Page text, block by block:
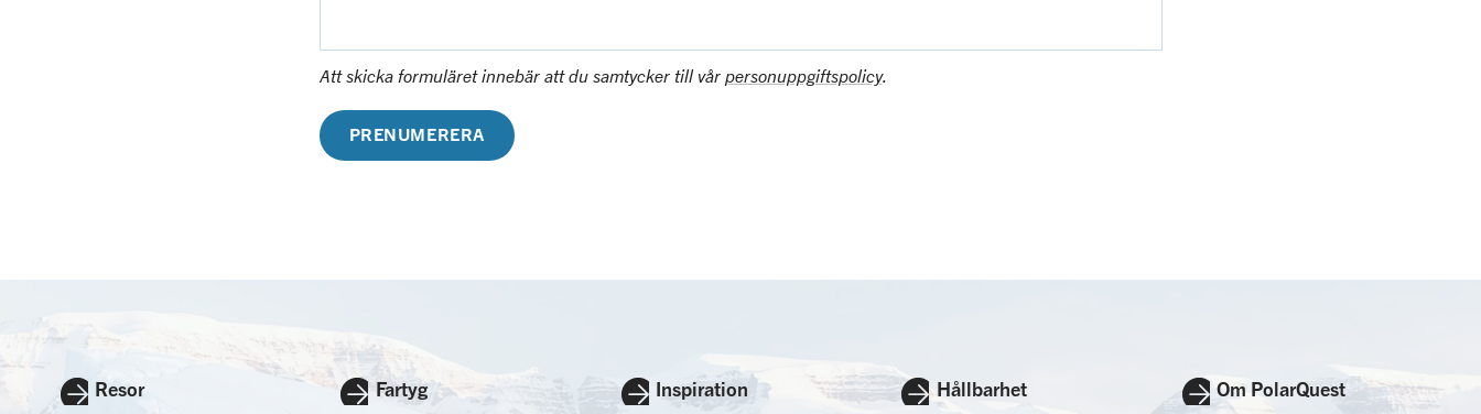
Att skicka formuläret innebär att du samtycker till vår personuppgiftspolicy.
PRENUMERERA
Resor Fartyg Inspiration Hållbarhet Om PolarQuest